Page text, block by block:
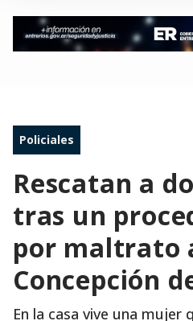
Policiales
Rescatan a
tras un
por maltrato
Concepción
En la casa vive una mujer